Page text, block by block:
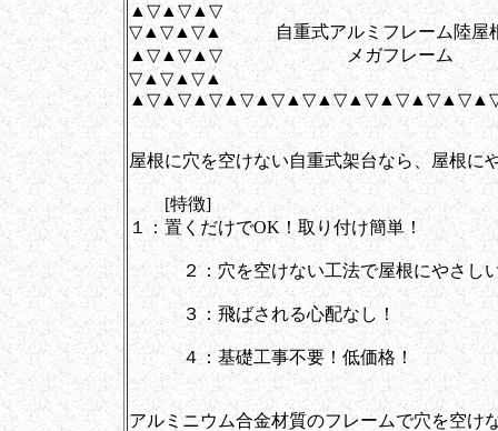
▲▽▲▽▲▽
▽▲▽▲▽▲ 自重式アルミフレーム陸屋
▲▽▲▽▲▽ メガフレーム
▽▲▽▲▽▲
屋根に穴を空けない自重式架台なら、屋根に
[特徴]
１：置くだけでOK！取り付け簡単！
２：穴を空けない工法で屋根にやさし
３：飛ばされる心配なし！
４：基礎工事不要！低価格！
アルミニウム合金材質のフレームで穴を空け